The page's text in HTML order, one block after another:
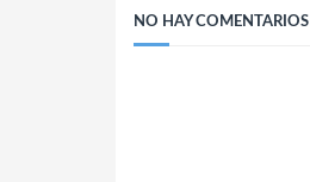
NO HAY COMENTARIOS